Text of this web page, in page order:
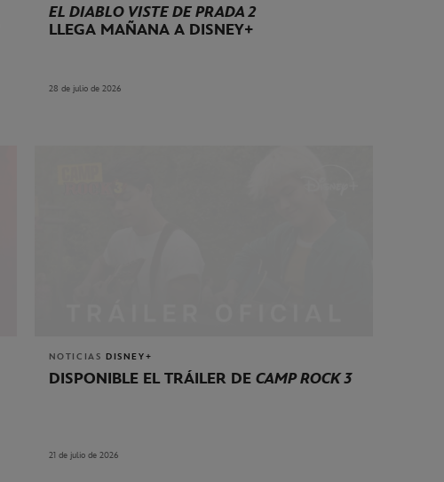
EL DIABLO VISTE DE PRADA 2
LLEGA MAÑANA A DISNEY+
28 de julio de 2026
NOTICIAS DISNEY+
DISPONIBLE EL TRÁILER DE CAMP ROCK 3
21 de julio de 2026